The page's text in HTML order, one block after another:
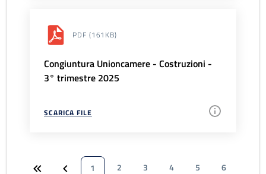
PDF (161KB)
Congiuntura Unioncamere - Costruzioni -
3° trimestre 2025
SCARICA FILE
1 2 3 4 5
6